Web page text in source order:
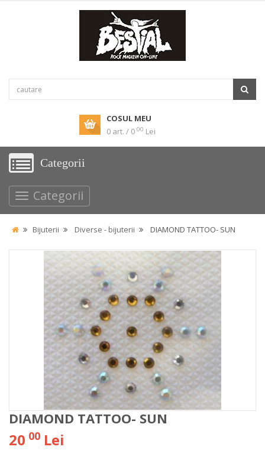
COSUL MEU
0 art. / 0 00 Lei
Categorii
Categorii
Bijuterii Diverse - bijuterii DIAMOND TATTOO- SUN
DIAMOND TATTOO- SUN
20 00 Lei